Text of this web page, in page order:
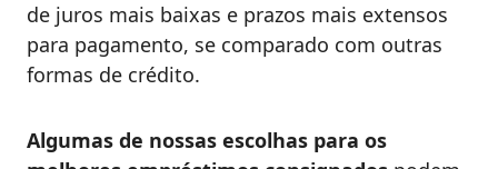
de juros mais baixas e prazos mais extensos
para pagamento, se comparado com outras
formas de crédito.
Algumas de nossas escolhas para os